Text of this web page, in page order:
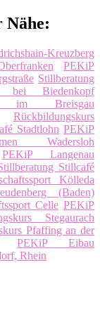
Kreuzberg
PEKiP
Stillberatung
bei Biedenkopf
im Breisgau
Rückbildungskurs
Stadtlohn PEKiP
Wadersloh
PEKiP Langenau
Stillcafé
Kölleda
(Baden)
Celle PEKiP
Stegaurach
Pfaffing an der
PEKiP Eibau
Rhein